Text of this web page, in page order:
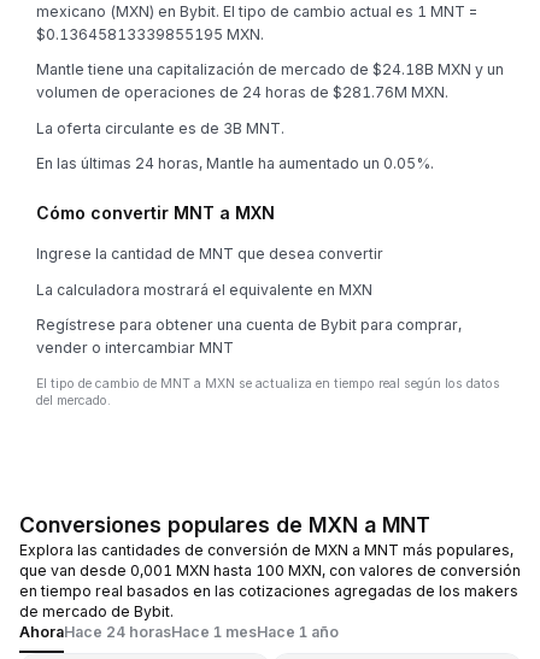
mexicano (MXN) en Bybit. El tipo de cambio actual es 1 MNT =
$0.13645813339855195 MXN.
Mantle tiene una capitalización de mercado de $24.18B MXN y un
volumen de operaciones de 24 horas de $281.76M MXN.
La oferta circulante es de 3B MNT.
En las últimas 24 horas, Mantle ha aumentado un 0.05%.
Cómo convertir MNT a MXN
Ingrese la cantidad de MNT que desea convertir
La calculadora mostrará el equivalente en MXN
Regístrese para obtener una cuenta de Bybit para comprar,
vender o intercambiar MNT
El tipo de cambio de MNT a MXN se actualiza en tiempo real según los datos
del mercado.
Conversiones populares de MXN a MNT
Explora las cantidades de conversión de MXN a MNT más populares,
que van desde 0,001 MXN hasta 100 MXN, con valores de conversión
en tiempo real basados en las cotizaciones agregadas de los makers
de mercado de Bybit.
AhoraHace 24 horasHace 1 mesHace 1 año